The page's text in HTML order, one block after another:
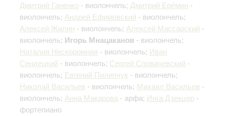
Дмитрий Ганенко - виолончель; Дмитрий Ерёмин -
виолончель; Андрей Ефимовский - виолончель;
Алексей Жилин - виолончель; Алексей Массарский -
виолончель; Игорь Мнацаканов - виолончель;
Наталия Нескоромная - виолончель; Иван
Сендецкий - виолончель; Сергей Словачевский -
виолончель; Евгений Пилипчук - виолончель;
Николай Васильев - виолончель; Михаил Васильев -
виолончель; Анна Макарова - арфа; Инга Дзекцер -
фортепиано